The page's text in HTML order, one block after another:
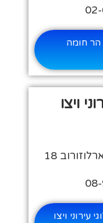
חומה
ויצו
18
ויצו